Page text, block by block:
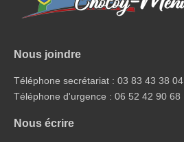
Nous joindre
Téléphone secrétariat : 03 83 43 38 04
Téléphone d'urgence : 06 52 42 90 68
Nous écrire